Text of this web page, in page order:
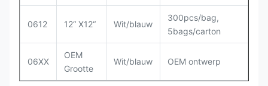
0612 12“ X12“ Wit/blauw
300pcs/bag,
5bags/carton
06XX
OEM
Grootte
Wit/blauw OEM ontwerp